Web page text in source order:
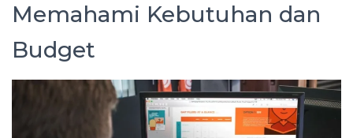
Memahami Kebutuhan dan
Budget